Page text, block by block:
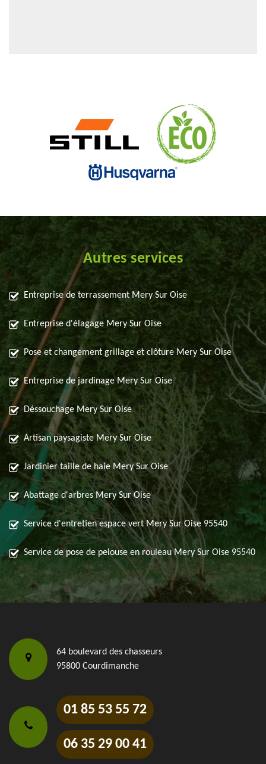
Autres services
Entreprise de terrassement Mery Sur Oise
Entreprise d'élagage Mery Sur Oise
Pose et changement grillage et clôture Mery Sur Oise
Entreprise de jardinage Mery Sur Oise
Déssouchage Mery Sur Oise
Artisan paysagiste Mery Sur Oise
Jardinier taille de haie Mery Sur Oise
Abattage d'arbres Mery Sur Oise
Service d'entretien espace vert Mery Sur Oise 95540
Service de pose de pelouse en rouleau Mery Sur Oise 95540
64 boulevard des chasseurs
95800 Courdimanche
01 85 53 55 72
06 35 29 00 41